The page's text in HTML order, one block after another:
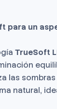
para un
TrueSoft
las sombras
natural,